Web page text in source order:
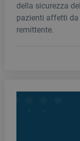
della sicurezza
pazienti affetti
remittente.